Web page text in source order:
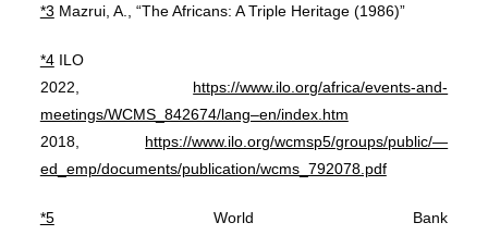
*3 Mazrui, A., “The Africans: A Triple Heritage (1986)”
*4ILO
2022, https://www.ilo.org/africa/events-and-
meetings/WCMS_842674/lang–en/index.htm
2018, https://www.ilo.org/wcmsp5/groups/public/—
ed_emp/documents/publication/wcms_792078.pdf
*5World Bank